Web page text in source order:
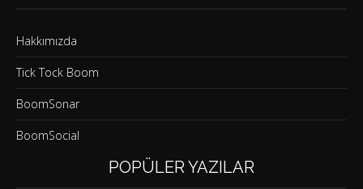
Hakkımızda
Tick Tock Boom
BoomSonar
BoomSocial
POPÜLER YAZILAR